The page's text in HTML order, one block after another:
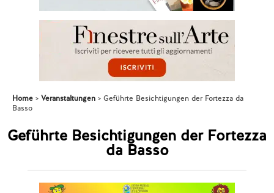
Home Veranstaltungen
Geführte Besichtigungen der Fortezza da
Basso
Geführte Besichtigungen der Fortezza
da Basso